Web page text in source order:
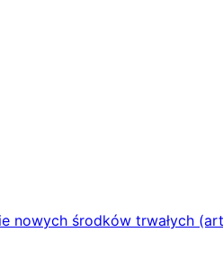
nowych środków trwałych